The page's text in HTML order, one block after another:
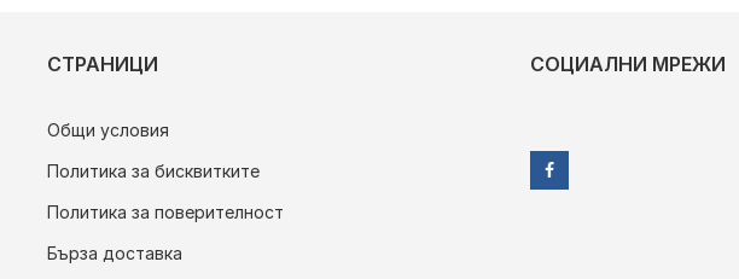
СТРАНИЦИ
Общи условия
Политика за бисквитките
Политика за поверителност
Бърза доставка
СОЦИАЛНИ МРЕЖИ